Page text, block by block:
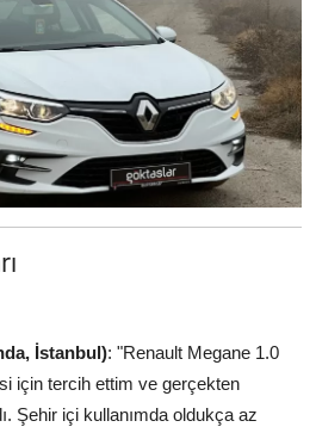
İstanbul): "Renault Megane 1.0
için tercih ettim ve gerçekten
Şehir içi kullanımda oldukça az